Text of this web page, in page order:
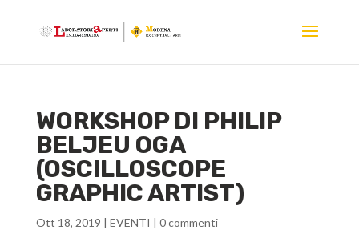
WORKSHOP DI PHILIP
BELJEU OGA
(OSCILLOSCOPE
GRAPHIC ARTIST)
Ott 18, 2019 | EVENTI | 0 commenti